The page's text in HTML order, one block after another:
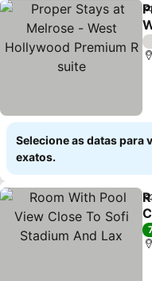
Selecione as datas para
exatos.